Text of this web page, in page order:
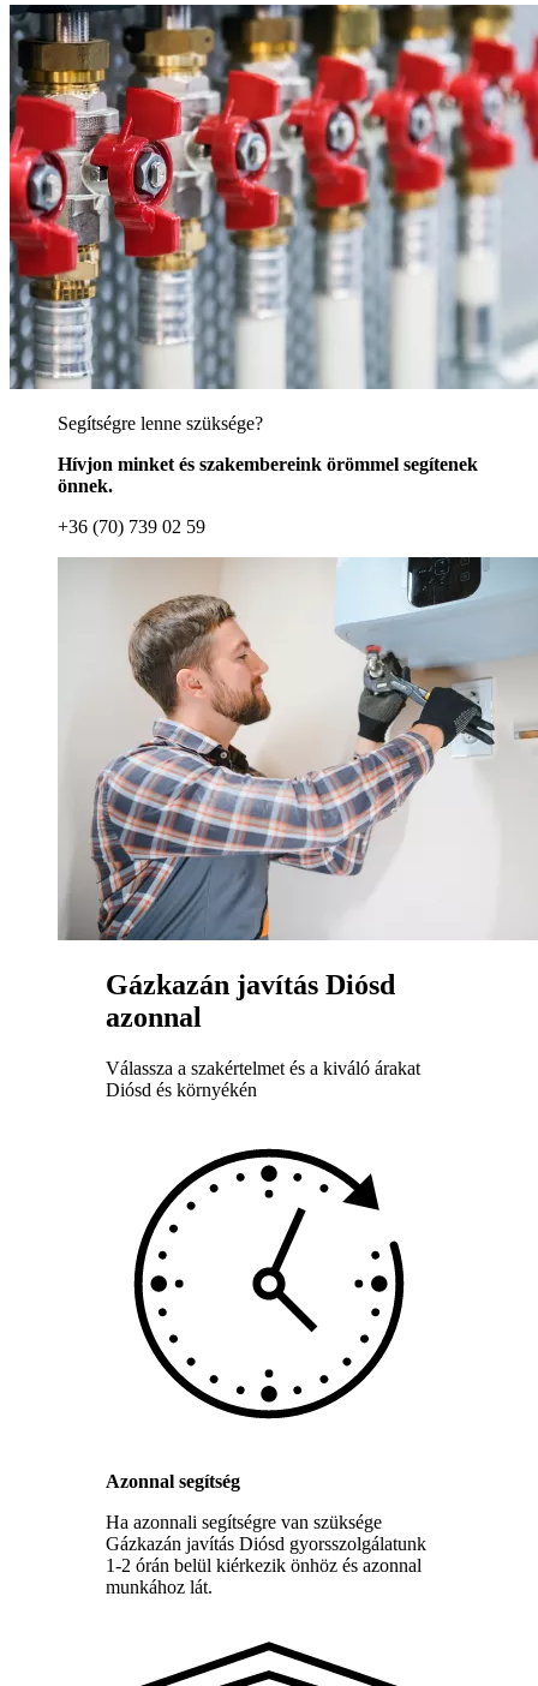
Segítségre lenne szüksége?
Hívjon minket és szakembereink örömmel segítenek
önnek.
+36 (70) 739 02 59
Gázkazán javítás Diósd
azonnal
Válassza a szakértelmet és a kiváló árakat
Diósd és környékén
Azonnal segítség
Ha azonnali segítségre van szüksége
Gázkazán javítás Diósd gyorsszolgálatunk
1-2 órán belül kiérkezik önhöz és azonnal
munkához lát.